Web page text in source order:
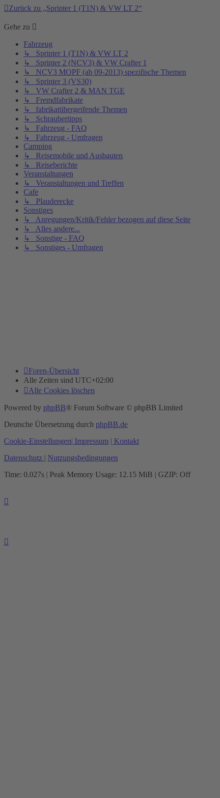
Zurück zu „Sprinter 1 (T1N) & VW LT 2“
Gehe zu
Fahrzeug
↳ Sprinter 1 (T1N) & VW LT 2
↳ Sprinter 2 (NCV3) & VW Crafter 1
↳ NCV3 MOPF (ab 09-2013) spezifische Themen
↳ Sprinter 3 (VS30)
↳ VW Crafter 2 & MAN TGE
↳ Fremdfabrikate
↳ fabrikatübergeifende Themen
↳ Schraubertipps
↳ Fahrzeug - FAQ
↳ Fahrzeug - Umfragen
Camping
↳ Reisemobile und Ausbauten
↳ Reiseberichte
Veranstaltungen
↳ Veranstaltungen und Treffen
Cafe
↳ Plauderecke
Sonstiges
↳ Anregungen/Kritik/Fehler bezogen auf diese Seite
↳ Alles andere...
↳ Sonstige - FAQ
↳ Sonstiges - Umfragen
Foren-Übersicht
Alle Zeiten sind UTC+02:00
Alle Cookies löschen
Powered by phpBB® Forum Software © phpBB Limited
Deutsche Übersetzung durch phpBB.de
Cookie-Einstellungen| Impressum | Kontakt
Datenschutz | Nutzungsbedingungen
Time: 0.027s | Peak Memory Usage: 12.15 MiB | GZIP: Off